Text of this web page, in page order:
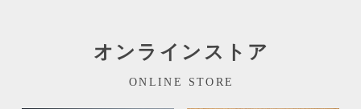
オンラインストア
ONLINE STORE